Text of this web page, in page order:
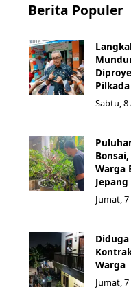
Berita Populer
Sabtu, 8
Warga
Jepang
Jumat,
Diduga
Warga
Jumat,